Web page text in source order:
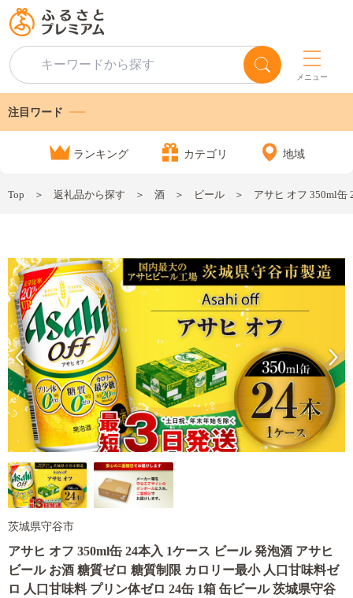
メニュー
注目ワード
ランキング カテゴリ 地域
Top 返礼品から探す 酒 ビール アサヒ オフ 350ml缶
茨城県守谷市
アサヒ オフ 350ml缶 24本入 1ケース ビール 発泡酒 アサヒ
ビール お酒 糖質ゼロ 糖質制限 カロリー最小 人口甘味料ゼ
ロ 人口甘味料 プリン体ゼロ 24缶 1箱 缶ビール 茨城県守谷